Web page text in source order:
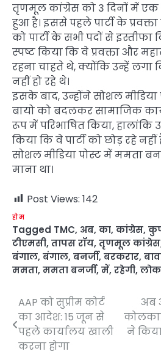
तृणमूल कांग्रेस को 3 दिनों में एक
हुआ है। इससे पहले पार्टी के
को पार्टी के सभी पदों से इस्तीफा
स्पष्ट किया कि वे प्रवक्ता और
रहना चाहते थे, क्योंकि उन्हें लगा
नहीं हो रहे थे।
इसके बाद, उन्होंने सोशल
बायो को बदलकर सामाजिक
रूप में परिभाषित किया, हालांकि
किया कि वे पार्टी को छोड़ रहे
सोशल मीडिया पोस्ट में ममता
माना था।
Post Views: 142
होम
Tagged TMC, अब, का, कांग्रेस,
टीएमसी, तापस रॉय, तृणमूल कांग्रेस
बंगाल, बंगाल, बनर्जी, बरकरार,
ममता, ममता बनर्जी, में, रहेगी,
Post
navigation
AAP को सुप्रीम कोर्ट
का आदेश: 15 जून से
पहले कार्यालय खाली
करना होगा
अब
ने